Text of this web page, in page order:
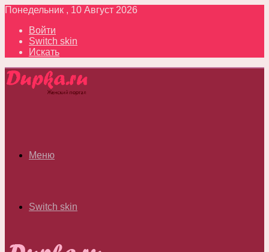
Понедельник , 10 Август 2026
Войти
Switch skin
Искать
Меню
Switch skin